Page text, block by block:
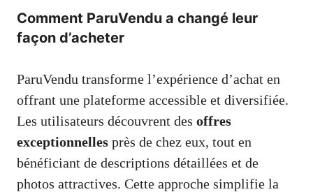
Comment ParuVendu a changé leur
façon d’acheter
ParuVendu transforme l’expérience d’achat en
offrant une plateforme accessible et diversifiée.
Les utilisateurs découvrent des offres
exceptionnelles près de chez eux, tout en
bénéficiant de descriptions détaillées et de
photos attractives. Cette approche simplifie la